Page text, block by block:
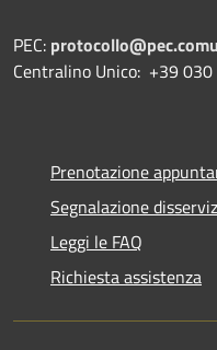
PEC:
Centralino Unico: +39
Prenotazione
Segnalazione
Leggi le FAQ
Richiesta assistenza